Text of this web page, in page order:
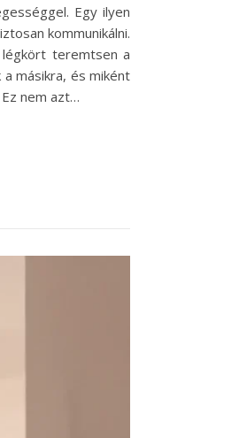
Egy ilyen
kommunikálni.
teremtsen a
másikra, és miként
nem azt…